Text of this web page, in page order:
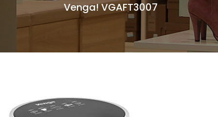
Venga! VGAFT3007